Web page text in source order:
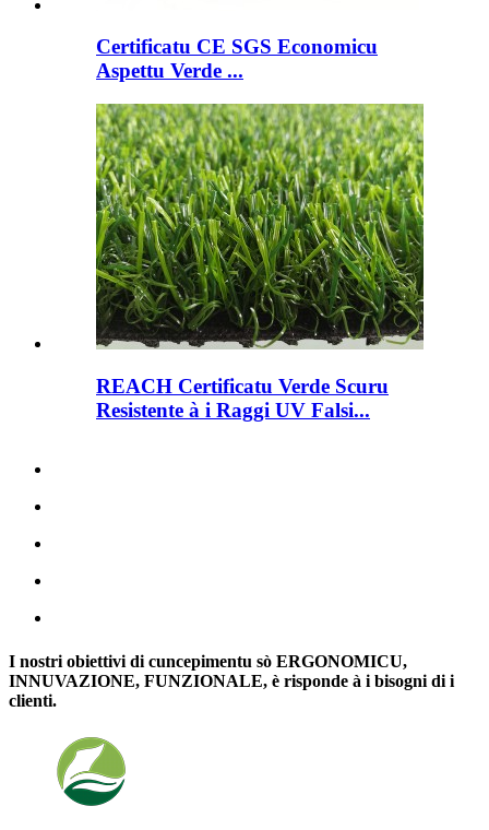
Certificatu CE SGS Economicu
Aspettu Verde ...
REACH Certificatu Verde Scuru
Resistente à i Raggi UV Falsi...
I nostri obiettivi di cuncepimentu sò ERGONOMICU,
INNUVAZIONE, FUNZIONALE, è risponde à i bisogni di i
clienti.